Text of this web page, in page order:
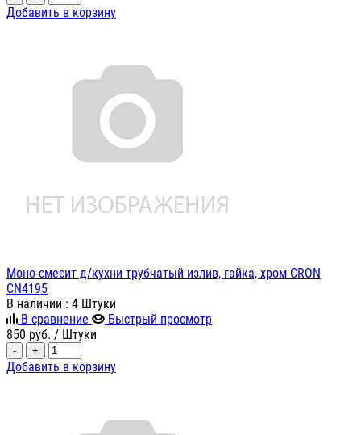
Добавить в корзину
Моно-смесит д/кухни трубчатый излив, гайка, хром CRON
CN4195
В наличии : 4 Штуки
В сравнение
Быстрый просмотр
850 руб. / Штуки
- +
Добавить в корзину